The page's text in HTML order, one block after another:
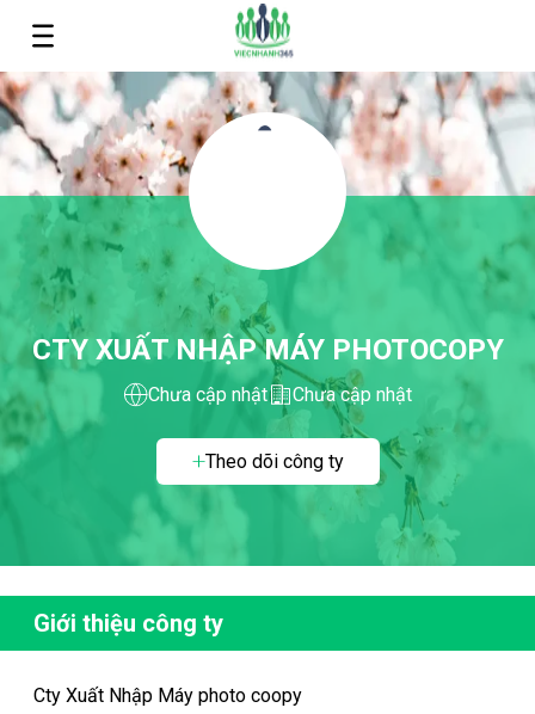
CTY XUẤT NHẬP MÁY PHOTOCOPY
Chưa cập nhật Chưa cập nhật
Theo dõi công ty
Giới thiệu công ty
Cty Xuất Nhập Máy photo coopy